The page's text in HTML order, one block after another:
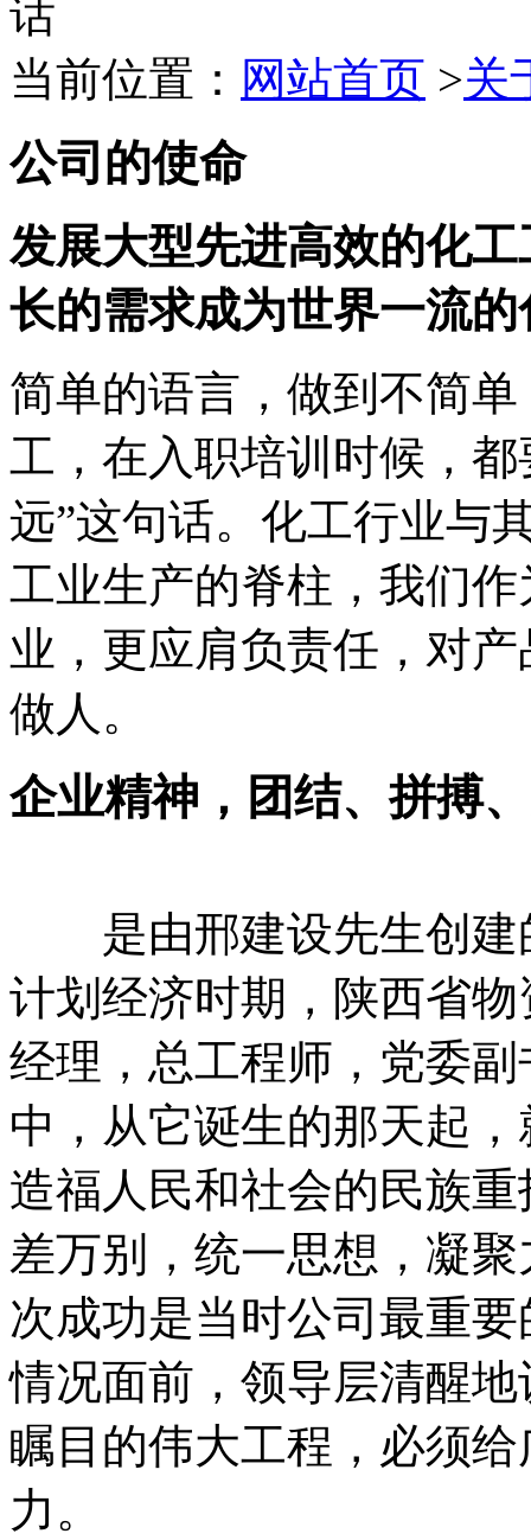
当前位置： 网站首页 >关
公司的使命
发展大型先进高效的化
长的需求成为世界一流
简单的语言，做到不简
工，在入职培训时候，
远”这句话。化工行业与
工业生产的脊柱，我们
业，更应肩负责任，对
做人。
企业精神，团结、拼搏
是由邢建设先生创建
计划经济时期，陕西省
经理，总工程师，党委
中，从它诞生的那天起
造福人民和社会的民族
差万别，统一思想，凝
次成功是当时公司最重
情况面前，领导层清醒
瞩目的伟大工程，必须
力。